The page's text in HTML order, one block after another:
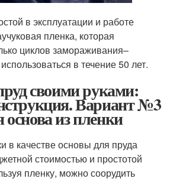
в эксплуатации и работе
пленка, которая
циклов замораживания–
в течение 50 лет.
своими руками:
Вариант №3
из пленки
в качестве основы для пруда
стоимостью и простотой
пленку, можно соорудить